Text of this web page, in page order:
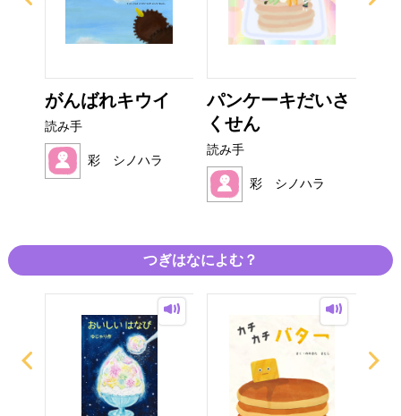
がんばれキウイ
読み手
彩 シノハラ
パンケーキだいさ
くせん
読み手
彩 シノハラ
つぎはなによむ？